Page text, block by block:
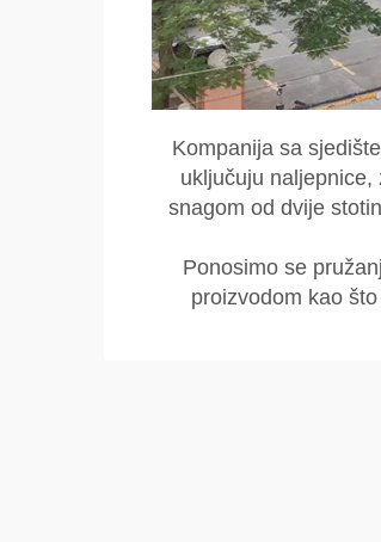
Kompanija sa
uključuju
snagom od dvije
Ponosimo se
proizvodom kao